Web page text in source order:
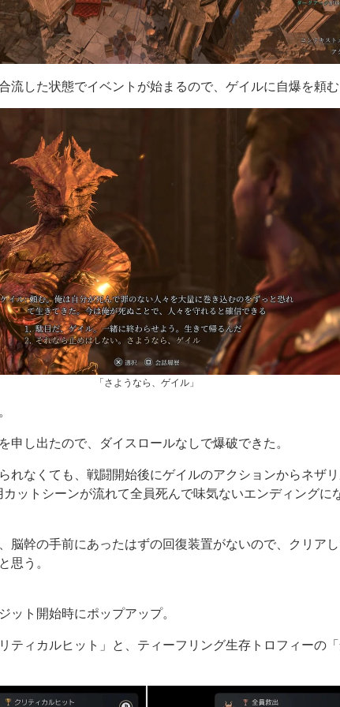
流した状態でイベントが始まるので、ゲイルに自爆を頼む
「さようなら、ゲイル」
申し出たので、ダイスロールなしで爆破できた。
れなくても、戦闘開始後にゲイルのアクションからネザ
ットシーンが流れて全員死んで味気ないエンディングに
脳幹の手前にあったはずの回復装置がないので、クリア
思う。
ット開始時にポップアップ。
ティカルヒット」と、ティーフリング生存トロフィーの